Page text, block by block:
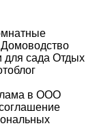
Домоводство
для сада Отдых
в ООО